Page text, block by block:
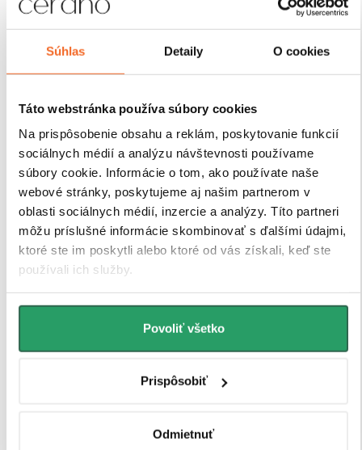
Súhlas Detaily O cookies
Táto webstránka používa súbory cookies
Na prispôsobenie obsahu a reklám, poskytovanie funkcií
sociálnych médií a analýzu návštevnosti používame
súbory cookie. Informácie o tom, ako používate naše
webové stránky, poskytujeme aj našim partnerom v
oblasti sociálnych médií, inzercie a analýzy. Títo partneri
môžu príslušné informácie skombinovať s ďalšími údajmi,
ktoré ste im poskytli alebo ktoré od vás získali, keď ste
používali ich služby.
Povoliť všetko
Prispôsobiť
Odmietnuť
Sprchové kúty a zásteny CERANO sú navrhnuté tak,
aby ich montáž bola čonajjednoduchšia a časovo
úsporná. Vďaka premyslenej konštrukcii,
predvŕtaným otvorom a prehľadnému montážnemu
nastaviteľnými profilmi, ktoré umožňujú vyrovnanie